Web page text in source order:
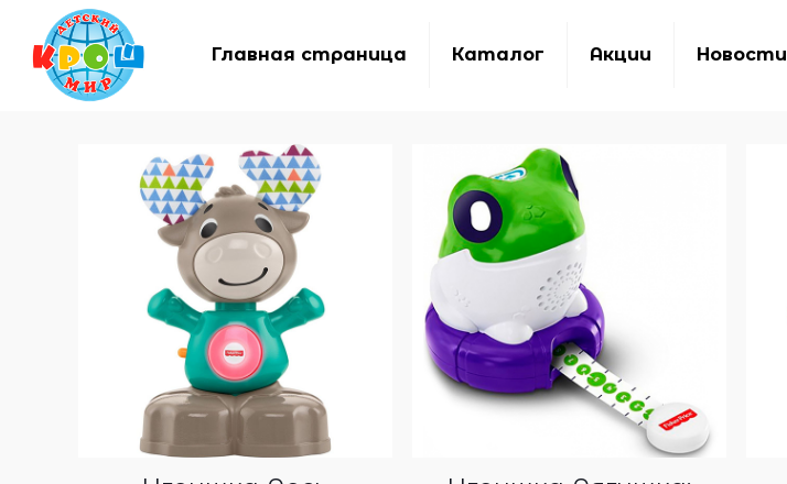
Главная страница Каталог Акции Новости